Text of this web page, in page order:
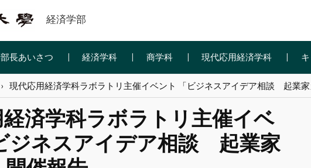
経済学部
長あいさつ 経済学科 商学科 現代応用経済学科
現代応用経済学科ラボラトリ主催イベント 「ビジネスアイデア相談 起業
済学科ラボラトリ主催イベ
ジネスアイデア相談 起業家